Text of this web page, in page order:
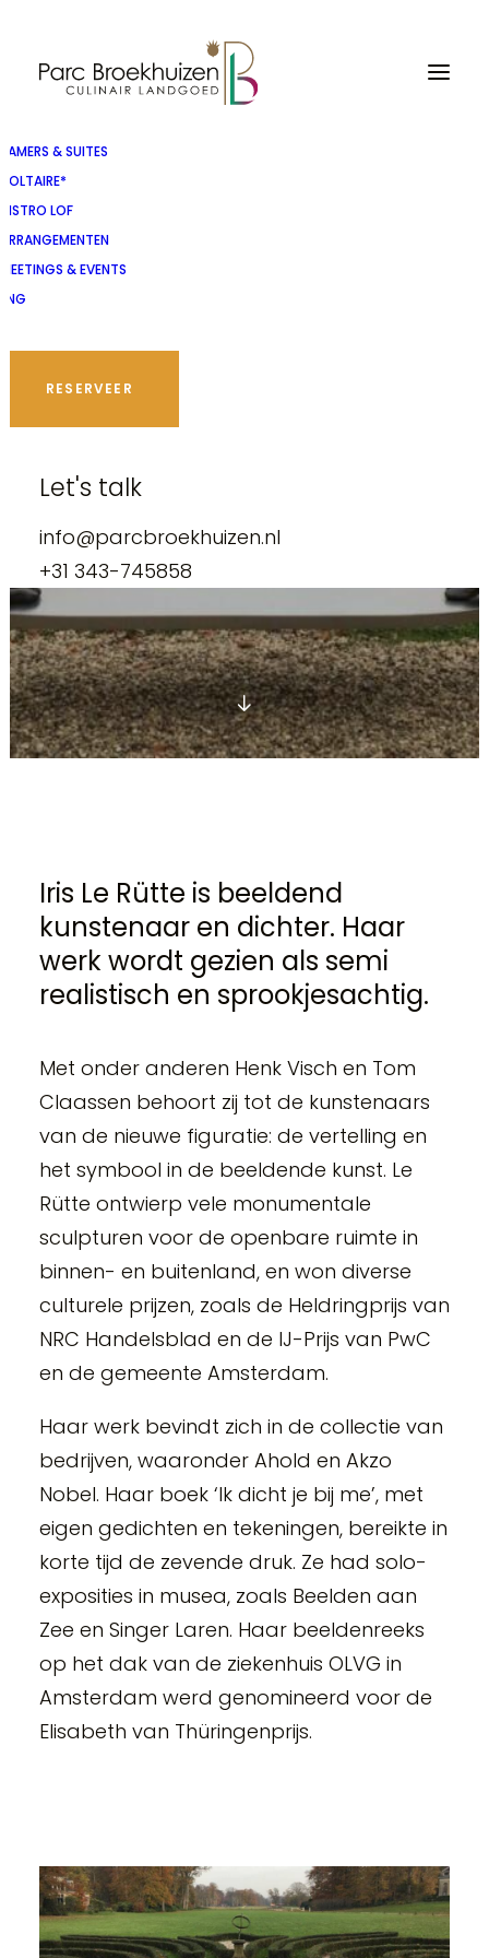
KAMERS & SUITES
VOLTAIRE*
BISTRO LOF
ARRANGEMENTEN
MEETINGS & EVENTS
ENG
RESERVEER
Let's talk
info@parcbroekhuizen.nl
+31 343-745858
Iris Le Rütte
Iris Le Rütte is beeldend
kunstenaar en dichter. Haar
werk wordt gezien als semi
realistisch en sprookjesachtig.
Met onder anderen Henk Visch en Tom
Claassen behoort zij tot de kunstenaars
van de nieuwe figuratie: de vertelling en
het symbool in de beeldende kunst. Le
Rütte ontwierp vele monumentale
sculpturen voor de openbare ruimte in
binnen- en buitenland, en won diverse
culturele prijzen, zoals de Heldringprijs van
NRC Handelsblad en de IJ-Prijs van PwC
en de gemeente Amsterdam.
Haar werk bevindt zich in de collectie van
bedrijven, waaronder Ahold en Akzo
Nobel. Haar boek ‘Ik dicht je bij me’, met
eigen gedichten en tekeningen, bereikte in
korte tijd de zevende druk. Ze had solo-
exposities in musea, zoals Beelden aan
Zee en Singer Laren. Haar beeldenreeks
op het dak van de ziekenhuis OLVG in
Amsterdam werd genomineerd voor de
Elisabeth van Thüringenprijs.